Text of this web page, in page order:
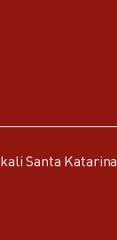
Santa Katarina.